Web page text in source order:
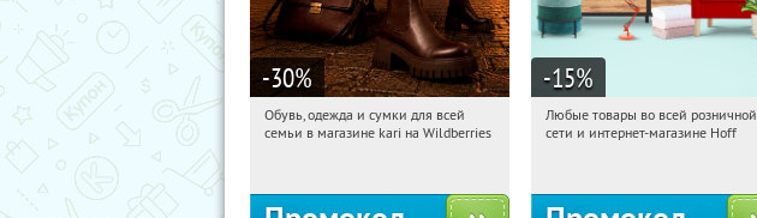
-30%
09:58:55
Получи первым!
Обувь, одежда и сумки для всей
семьи в магазине kari на Wildberries
-15%
09:58:55 Получили:
Любые товары во всей розничной
сети и интернет-магазине Hoff